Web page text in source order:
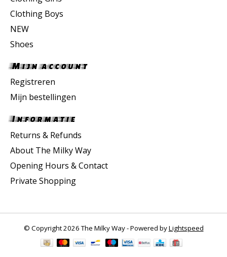
Clothing Boys
NEW
Shoes
Mijn account
Registreren
Mijn bestellingen
Informatie
Returns & Refunds
About The Milky Way
Opening Hours & Contact
Private Shopping
© Copyright 2026 The Milky Way - Powered byLightspeed